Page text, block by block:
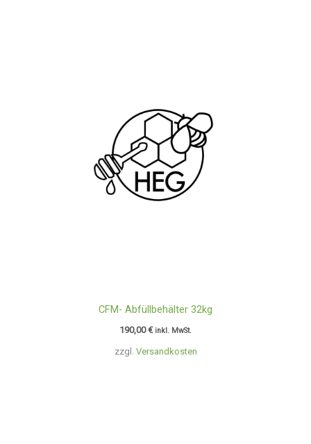
zzgl. Versandkosten
CFM- Abfüllbehälter 32kg
190,00€ inkl. MwSt.